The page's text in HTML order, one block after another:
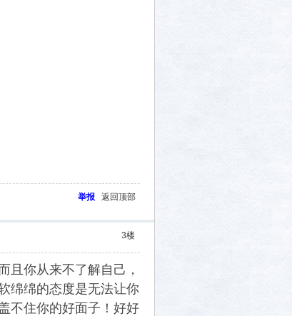
举报 返回顶部
3楼
且你从来不了解自己，
绵绵的态度是无法让你
不住你的好面子！好好